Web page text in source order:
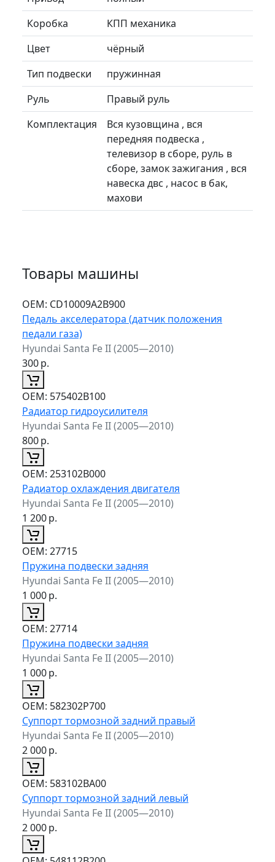
Коробка
КПП механика
Цвет
чёрный
Тип подвески
пружинная
Руль
Правый руль
Комплектация
Вся кузовщина , вся
передняя подвеска ,
телевизор в сборе, руль в
сборе, замок зажигания , вся
навеска двс , насос в бак,
махови
Товары машины
ОЕМ: CD10009A2B900
Педаль акселератора (датчик положения
педали газа)
Hyundai Santa Fe II (2005—2010)
300р.
ОЕМ: 575402B100
Радиатор гидроусилителя
Hyundai Santa Fe II (2005—2010)
800р.
ОЕМ: 253102B000
Радиатор охлаждения двигателя
Hyundai Santa Fe II (2005—2010)
1 200р.
ОЕМ: 27715
Пружина подвески задняя
Hyundai Santa Fe II (2005—2010)
1 000р.
ОЕМ: 27714
Пружина подвески задняя
Hyundai Santa Fe II (2005—2010)
1 000р.
ОЕМ: 582302P700
Суппорт тормозной задний правый
Hyundai Santa Fe II (2005—2010)
2 000р.
ОЕМ: 583102BA00
Суппорт тормозной задний левый
Hyundai Santa Fe II (2005—2010)
2 000р.